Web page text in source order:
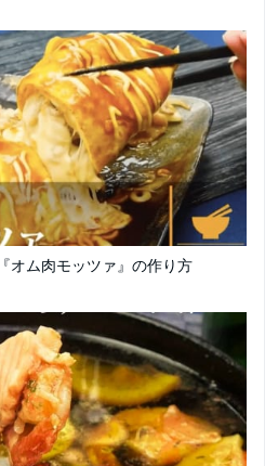
オム肉モッツァ』の作り方